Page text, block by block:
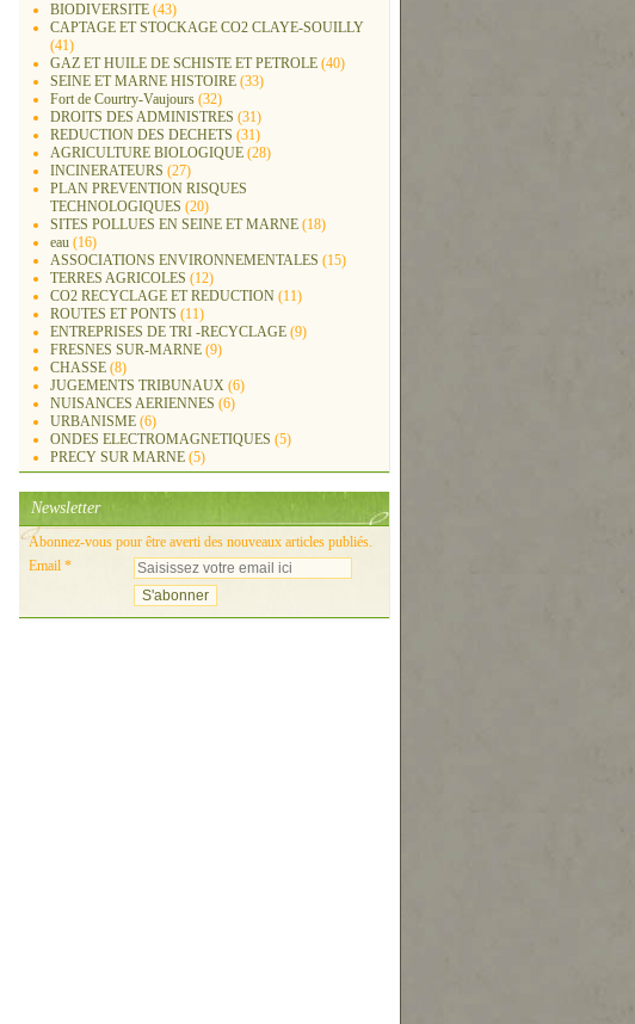
BIODIVERSITE (43)
CAPTAGE ET STOCKAGE CO2 CLAYE-SOUILLY
(41)
GAZ ET HUILE DE SCHISTE ET PETROLE (40)
SEINE ET MARNE HISTOIRE (33)
Fort de Courtry-Vaujours (32)
DROITS DES ADMINISTRES (31)
REDUCTION DES DECHETS (31)
AGRICULTURE BIOLOGIQUE (28)
INCINERATEURS (27)
PLAN PREVENTION RISQUES
TECHNOLOGIQUES (20)
SITES POLLUES EN SEINE ET MARNE (18)
eau (16)
ASSOCIATIONS ENVIRONNEMENTALES (15)
TERRES AGRICOLES (12)
CO2 RECYCLAGE ET REDUCTION (11)
ROUTES ET PONTS (11)
ENTREPRISES DE TRI -RECYCLAGE (9)
FRESNES SUR-MARNE (9)
CHASSE (8)
JUGEMENTS TRIBUNAUX (6)
NUISANCES AERIENNES (6)
URBANISME (6)
ONDES ELECTROMAGNETIQUES (5)
PRECY SUR MARNE (5)
Newsletter
Abonnez-vous pour être averti des nouveaux articles publiés.
Email